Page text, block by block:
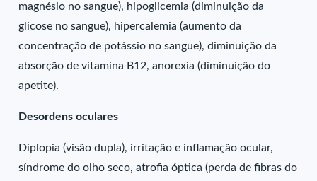
magnésio no sangue), hipoglicemia (diminuição da
glicose no sangue), hipercalemia (aumento da
concentração de potássio no sangue), diminuição da
absorção de vitamina B12, anorexia (diminuição do
apetite).
Desordens oculares
Diplopia (visão dupla), irritação e inflamação ocular,
síndrome do olho seco, atrofia óptica (perda de fibras do